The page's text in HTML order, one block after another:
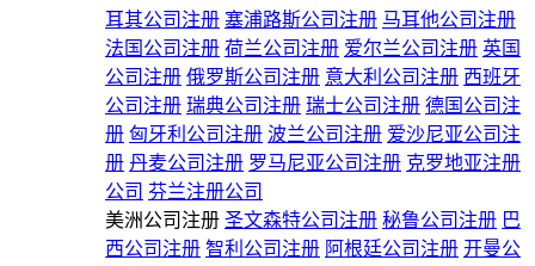
耳其公司注册 塞浦路斯公司注册 马耳他公司注册
法国公司注册 荷兰公司注册 爱尔兰公司注册 英国
公司注册 俄罗斯公司注册 意大利公司注册 西班牙
公司注册 瑞典公司注册 瑞士公司注册 德国公司注
册 匈牙利公司注册 波兰公司注册 爱沙尼亚公司注
册 丹麦公司注册 罗马尼亚公司注册 克罗地亚注册
公司 芬兰注册公司
美洲公司注册 圣文森特公司注册 秘鲁公司注册 巴
西公司注册 智利公司注册 阿根廷公司注册 开曼公